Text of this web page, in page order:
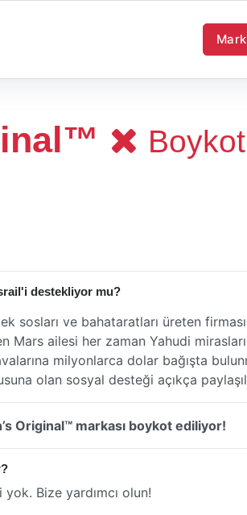
Boykot
destekliyor mu?
sosları ve bahataratları üreten
Mars ailesi her zaman Yahudi
milyonlarca dolar bağışta
olan sosyal desteği açıkça
Original™ markası boykot ediliyor!
Bize yardımcı olun!